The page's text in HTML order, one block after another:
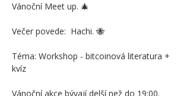
Vánoční Meet up. 🎄
Večer povede:  Hachi. 🐝
Téma: Workshop - bitcoinová literatura +
kvíz
Vánoční akce bývají delší než do 19:00.